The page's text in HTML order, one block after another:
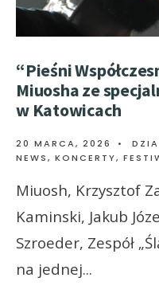
“Pieśni
Miuosha ze
w Katowicach
20 MARCA, 2026 •
NEWS, KONCERTY,
Miuosh, Krzysztof
Kaminski, Jakub
Szroeder, Zespół
na jednej...